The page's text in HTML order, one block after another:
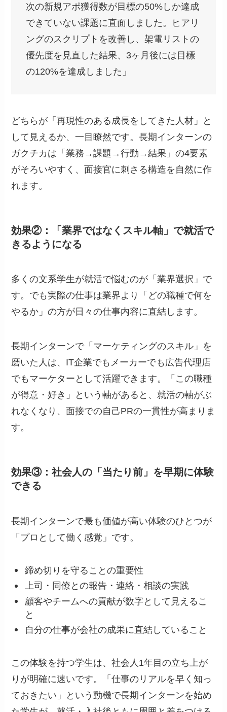
次の新規アポ獲得数が目標の50%しか達成
できていない課題に直面しました。ヒアリ
ングのスクリプトを改善し、架電リストの
優先度を見直した結果、3ヶ月後には目標
の120%を達成しました」
どちらが「再現性のある成長をしてきた人材」と
して見えるか、一目瞭然です。長期インターンの
ガクチカは「業務→課題→行動→結果」の4要素
がそろいやすく、面接官に刺さる構造を自然に作
れます。
効果②：「業界ではなくスキル軸」で就活で
きるようになる
多くの文系学生が就活で悩むのが「業界選択」で
す。でも実際の仕事は業界より「どの職種で何を
やるか」の方が日々の仕事内容に直結します。
長期インターンで「マーケティングのスキル」を
磨いた人は、IT企業でもメーカーでも広告代理店
でもマーケターとして活躍できます。「この職種
が得意・好き」という軸があると、就活の軸がぶ
れなくなり、面接での自己PRの一貫性が高まりま
す。
効果③：社会人の「当たり前」を早期に体験
できる
長期インターンで最も価値が高い体験のひとつが
「プロとして働く感覚」です。
締め切りを守ることの重要性
上司・同僚との報告・連絡・相談の実践
顧客やチームへの貢献が数字として見えるこ
と
自分の仕事が会社の成果に直結していること
この体験を持つ学生は、社会人1年目の立ち上が
りが明確に速いです。「仕事のリアルを早く知っ
ておきたい」という動機で長期インターンを始め